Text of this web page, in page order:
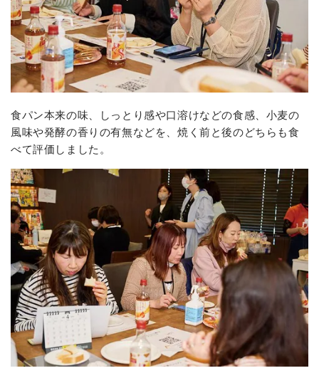
食パン本来の味、しっとり感や口溶けなどの食感、小麦の
風味や発酵の香りの有無などを、焼く前と後のどちらも食
べて評価しました。